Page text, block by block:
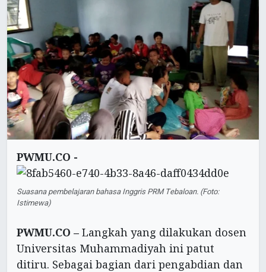
PWMU.CO -
Suasana pembelajaran bahasa Inggris PRM Tebaloan. (Foto:
Istimewa)
PWMU.CO – Langkah yang dilakukan dosen
Universitas Muhammadiyah ini patut
ditiru. Sebagai bagian dari pengabdian dan